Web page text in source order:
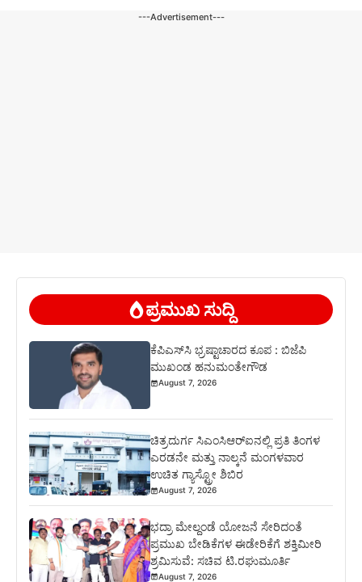
---Advertisement---
ಪ್ರಮುಖ ಸುದ್ದಿ
ಕೆಪಿಎಸ್‍ಸಿ ಭ್ರಷ್ಟಾಚಾರದ ಕೂಪ : ಬಿಜೆಪಿ
ಮುಖಂಡ ಹನುಮಂತೇಗೌಡ
August 7, 2026
ಚಿತ್ರದುರ್ಗ ಸಿಎಂಸಿಆರ್‍ಐನಲ್ಲಿ ಪ್ರತಿ ತಿಂಗಳ
ಎರಡನೇ ಮತ್ತು ನಾಲ್ಕನೆ ಮಂಗಳವಾರ
ಉಚಿತ ಗ್ಯಾಸ್ಟ್ರೋ ಶಿಬಿರ
August 7, 2026
ಭದ್ರಾ ಮೇಲ್ದಂಡೆ ಯೋಜನೆ ಸೇರಿದಂತೆ
ಪ್ರಮುಖ ಬೇಡಿಕೆಗಳ ಈಡೇರಿಕೆಗೆ ಶಕ್ತಿಮೀರಿ
ಶ್ರಮಿಸುವೆ: ಸಚಿವ ಟಿ.ರಘುಮೂರ್ತಿ
August 7, 2026